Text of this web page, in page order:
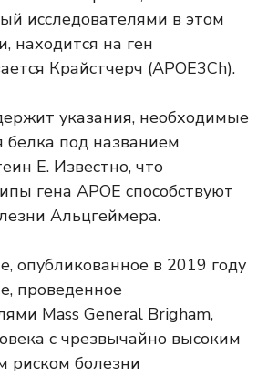
исследователями в этом
находится на ген
Крайстчерч (APOE3Ch).
указания, необходимые
белка под названием
Е. Известно, что
гена APOE способствуют
Альцгеймера.
опубликованное в 2019 году
проведенное
Mass General Brigham,
с чрезвычайно высоким
риском болезни